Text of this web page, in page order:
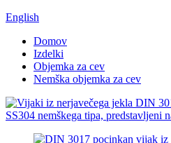
English
Domov
Izdelki
Objemka za cev
Nemška objemka za cev